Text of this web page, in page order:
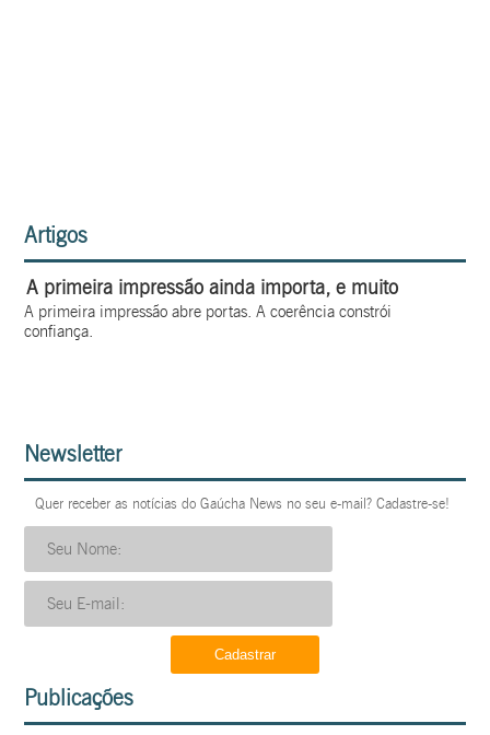
Artigos
A primeira impressão ainda importa, e muito
A primeira impressão abre portas. A coerência constrói
confiança.
Newsletter
Quer receber as notícias do Gaúcha News no seu e-mail? Cadastre-se!
Publicações